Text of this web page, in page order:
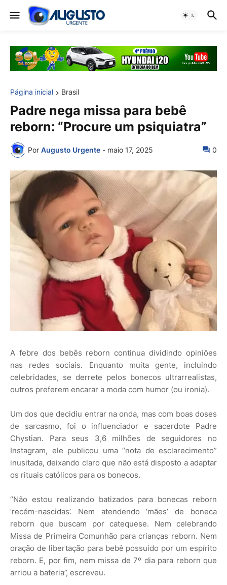
Página inicial Brasil
Padre nega missa para bebê
reborn: “Procure um psiquiatra”
Por Augusto Urgente - maio 17, 2025 0
A febre dos bebês reborn continua dividindo opiniões
nas redes sociais. Enquanto muita gente, incluindo
celebridades, se derrete pelos bonecos ultrarrealistas,
outros preferem encarar a moda com humor (ou ironia).
Um dos que decidiu entrar na onda, mas com boas doses
de sarcasmo, foi o influenciador e sacerdote Padre
Chystian. Para seus 3,6 milhões de seguidores no
Instagram, ele publicou uma “nota de esclarecimento”
inusitada, deixando claro que não está disposto a adaptar
os rituais católicos para os bonecos.
“Não estou realizando batizados para bonecas reborn
‘recém-nascidas’. Nem atendendo ‘mães’ de boneca
reborn que buscam por catequese. Nem celebrando
Missa de Primeira Comunhão para crianças reborn. Nem
oração de libertação para bebê possuído por um espírito
reborn. E, por fim, nem missa de 7º dia para reborn que
arriou a bateria”, escreveu.